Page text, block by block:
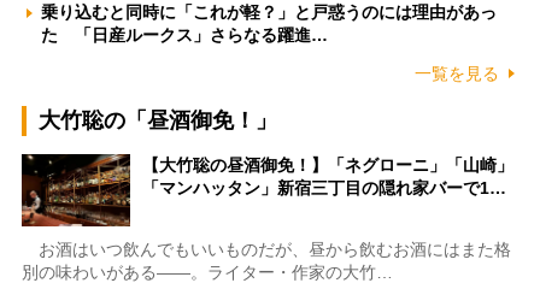
乗り込むと同時に「これが軽？」と戸惑うのには理由があっ
た 「日産ルークス」さらなる躍進…
一覧を見る
大竹聡の「昼酒御免！」
【大竹聡の昼酒御免！】「ネグローニ」「山崎」
「マンハッタン」新宿三丁目の隠れ家バーで1…
お酒はいつ飲んでもいいものだが、昼から飲むお酒にはまた格
別の味わいがある――。ライター・作家の大竹…